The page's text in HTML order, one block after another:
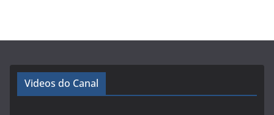
Videos do Canal